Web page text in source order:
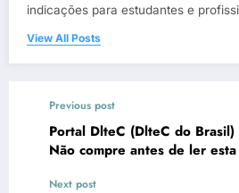
indicações para estudantes e
View All Posts
Previous post
Portal DlteC (DlteC do
Não compre antes de ler
Next post